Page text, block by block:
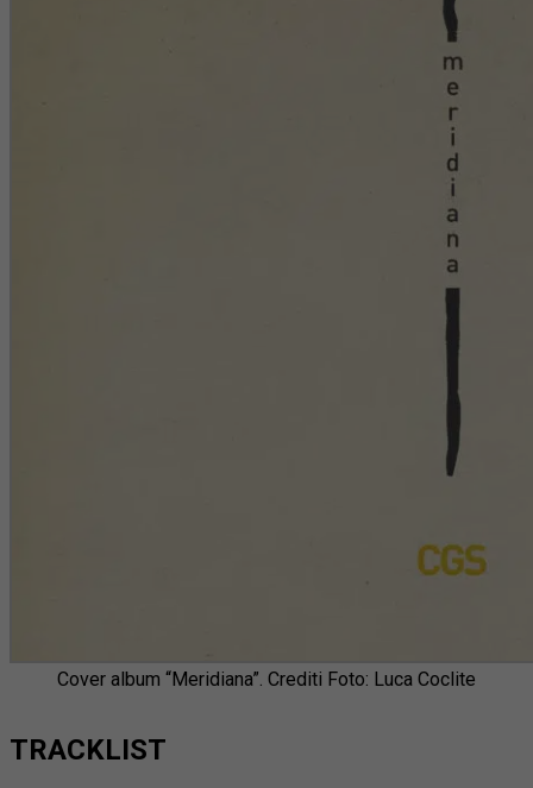
Cover album “Meridiana”. Crediti Foto: Luca Coclite
TRACKLIST